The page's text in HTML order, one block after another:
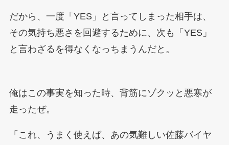
だから、一度「YES」と言ってしまった相手は、
その気持ち悪さを回避するために、次も「YES」
と言わざるを得なくなっちまうんだと。
俺はこの事実を知った時、背筋にゾクッと悪寒が
走ったぜ。
「これ、うまく使えば、あの気難しい佐藤バイヤ